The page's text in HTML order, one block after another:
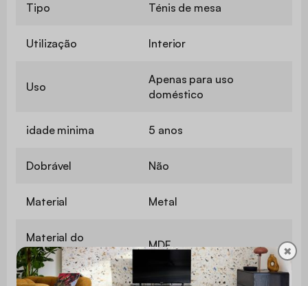
Tipo Ténis de mesa
Utilização Interior
Uso
Apenas para uso
doméstico
idade minima 5 anos
Dobrável Não
Material Metal
Material do
tabuleiro
MDF ✖